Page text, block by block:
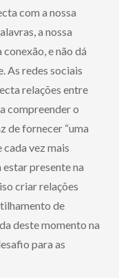
com a nossa
a nossa
e não dá
As redes sociais
relações entre
compreender o
de fornecer “uma
cada vez mais
estar presente na
criar relações
de
deste momento na
para as